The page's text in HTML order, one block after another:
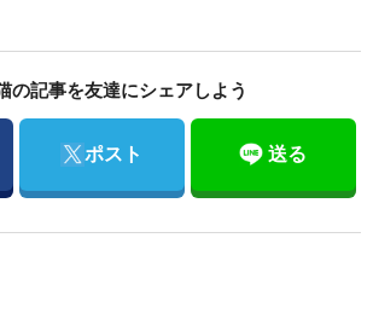
の記事を友達にシェアしよう
Twitter
ポスト 送る